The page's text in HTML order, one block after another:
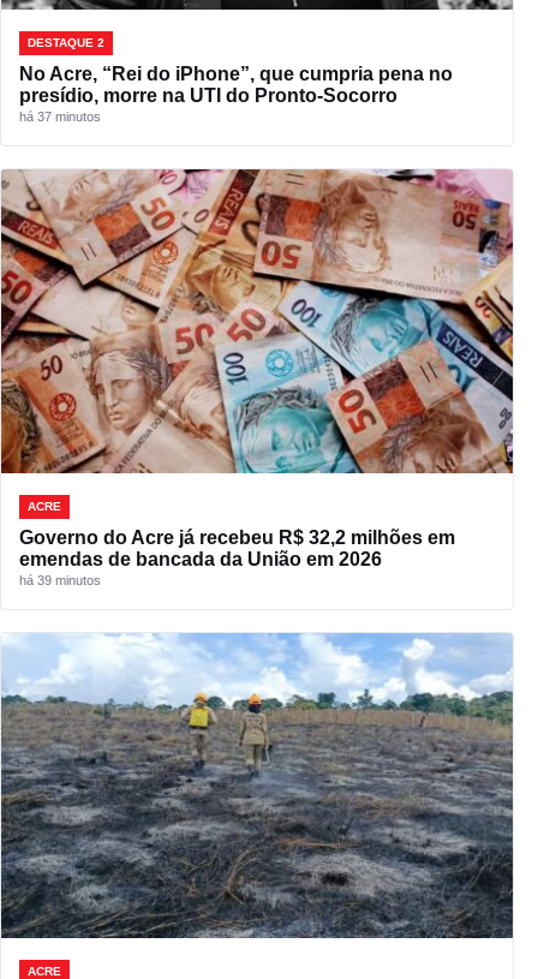
DESTAQUE 2
No Acre, “Rei do iPhone”, que cumpria pena no
presídio, morre na UTI do Pronto-Socorro
há 37 minutos
ACRE
Governo do Acre já recebeu R$ 32,2 milhões em
emendas de bancada da União em 2026
há 39 minutos
ACRE